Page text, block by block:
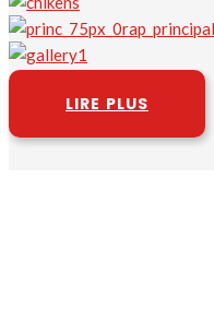
LIRE PLUS